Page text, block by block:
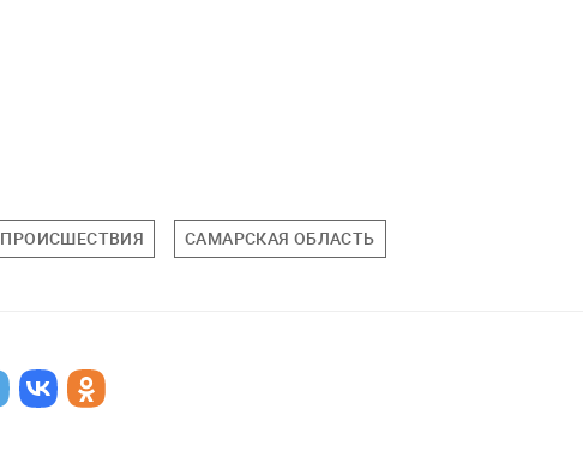
ПРОИСШЕСТВИЯ САМАРСКАЯ ОБЛАСТЬ